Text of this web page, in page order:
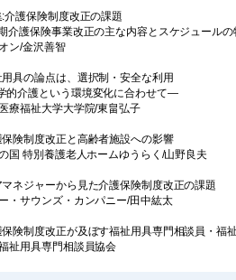
介護保険制度改正の課題
介護保険事業改正の主な内容とスケジュール
ン/金沢善智
用具の論点は、選択制・安全な利用
的介護という環境変化に合わせて―
療福祉大学大学院/東畠弘子
保険制度改正と高齢者施設への影響
国 特別養護老人ホームゆうらく/山野良夫
マネジャーから見た介護保険制度改正の課題
・サウンズ・カンパニー/田中紘太
保険制度改正が及ぼす福祉用具専門相談員・福
祉用具専門相談員協会